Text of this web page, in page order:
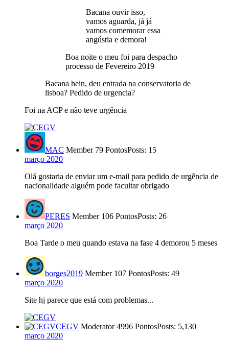
Bacana ouvir isso,
vamos aguarda, já já
vamos comemorar essa
angústia e demora!
Boa noite o meu foi para despacho
processo de Fevereiro 2019
Bacana hein, deu entrada na conservatoria de
lisboa? Pedido de urgencia?
Foi na ACP e não teve urgência
MAC Member 79 PontosPosts: 15
março 2020
Olá gostaria de enviar um e-mail para pedido de urgência de
nacionalidade alguém pode facultar obrigado
PERES Member 106 PontosPosts: 26
março 2020
Boa Tarde o meu quando estava na fase 4 demorou 5 meses
borges2019 Member 107 PontosPosts: 49
março 2020
Site hj parece que está com problemas...
CEGV Moderator 4996 PontosPosts: 5,130
março 2020